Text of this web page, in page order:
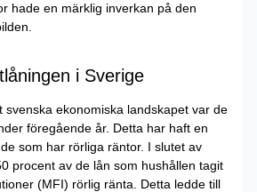
hade en märklig inverkan på den
i Sverige
svenska ekonomiska landskapet var de
föregående år. Detta har haft en
som har rörliga räntor. I slutet av
procent av de lån som hushållen tagit
(MFI) rörlig ränta. Detta ledde till